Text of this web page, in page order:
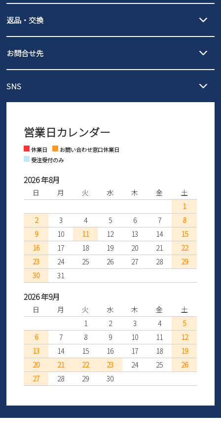
北海道・本州・四国・九州…550円
3,980円（税込）以上お買い上げで送料無料
発送日・送料詳細については
ご利用ください。
全国一律…220円（税込）
発送日・送料詳細についてはご利用ガイドを
ご利用ください。
返品・交換
の片道無料サービスを実施中！
ントとしても安心してご利用いただけるよう、サイズ交換の受付期
さい。
お問合せ先
営業時間：11時～17時
※土日祝はお問い合わせ窓口休業日となります。
SNS
Facebook Instagram
営業日カレンダー
休業日
お問い合わせ窓口休業日
受注受付のみ
2026 年8月
日 月 火 水 木 金
土
1
2
3 4 5 6 7
8
9
10 11 12 13 14
15
16
17 18 19 20 21
22
23
24 25 26 27 28
29
30
31
2026 年9月
日 月 火 水 木 金
土
1
2 3 4
5
6
7 8 9 10 11
12
13
14 15 16 17 18
19
20
21 22 23 24 25
26
27
28 29 30